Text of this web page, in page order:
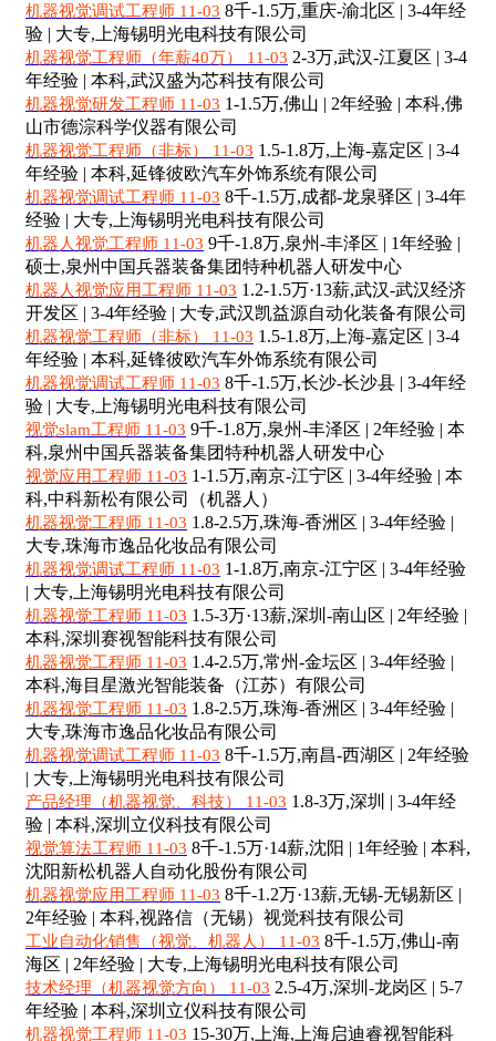
机器视觉调试工程师 11-03 8千-1.5万,重庆-渝北区 | 3-4年经
验 | 大专,上海锡明光电科技有限公司
机器视觉工程师（年薪40万） 11-03 2-3万,武汉-江夏区 | 3-4
年经验 | 本科,武汉盛为芯科技有限公司
机器视觉研发工程师 11-03 1-1.5万,佛山 | 2年经验 | 本科,佛
山市德淙科学仪器有限公司
机器视觉工程师（非标） 11-03 1.5-1.8万,上海-嘉定区 | 3-4
年经验 | 本科,延锋彼欧汽车外饰系统有限公司
机器视觉调试工程师 11-03 8千-1.5万,成都-龙泉驿区 | 3-4年
经验 | 大专,上海锡明光电科技有限公司
机器人视觉工程师 11-03 9千-1.8万,泉州-丰泽区 | 1年经验 |
硕士,泉州中国兵器装备集团特种机器人研发中心
机器人视觉应用工程师 11-03 1.2-1.5万·13薪,武汉-武汉经济
开发区 | 3-4年经验 | 大专,武汉凯益源自动化装备有限公司
机器视觉工程师（非标） 11-03 1.5-1.8万,上海-嘉定区 | 3-4
年经验 | 本科,延锋彼欧汽车外饰系统有限公司
机器视觉调试工程师 11-03 8千-1.5万,长沙-长沙县 | 3-4年经
验 | 大专,上海锡明光电科技有限公司
视觉slam工程师 11-03 9千-1.8万,泉州-丰泽区 | 2年经验 | 本
科,泉州中国兵器装备集团特种机器人研发中心
视觉应用工程师 11-03 1-1.5万,南京-江宁区 | 3-4年经验 | 本
科,中科新松有限公司（机器人）
机器视觉工程师 11-03 1.8-2.5万,珠海-香洲区 | 3-4年经验 |
大专,珠海市逸品化妆品有限公司
机器视觉调试工程师 11-03 1-1.8万,南京-江宁区 | 3-4年经验
| 大专,上海锡明光电科技有限公司
机器视觉工程师 11-03 1.5-3万·13薪,深圳-南山区 | 2年经验 |
本科,深圳赛视智能科技有限公司
机器视觉工程师 11-03 1.4-2.5万,常州-金坛区 | 3-4年经验 |
本科,海目星激光智能装备（江苏）有限公司
机器视觉工程师 11-03 1.8-2.5万,珠海-香洲区 | 3-4年经验 |
大专,珠海市逸品化妆品有限公司
机器视觉调试工程师 11-03 8千-1.5万,南昌-西湖区 | 2年经验
| 大专,上海锡明光电科技有限公司
产品经理（机器视觉、科技） 11-03 1.8-3万,深圳 | 3-4年经
验 | 本科,深圳立仪科技有限公司
视觉算法工程师 11-03 8千-1.5万·14薪,沈阳 | 1年经验 | 本科,
沈阳新松机器人自动化股份有限公司
机器视觉应用工程师 11-03 8千-1.2万·13薪,无锡-无锡新区 |
2年经验 | 本科,视路信（无锡）视觉科技有限公司
工业自动化销售（视觉、机器人） 11-03 8千-1.5万,佛山-南
海区 | 2年经验 | 大专,上海锡明光电科技有限公司
技术经理（机器视觉方向） 11-03 2.5-4万,深圳-龙岗区 | 5-7
年经验 | 本科,深圳立仪科技有限公司
机器视觉工程师 11-03 15-30万,上海,上海启迪睿视智能科